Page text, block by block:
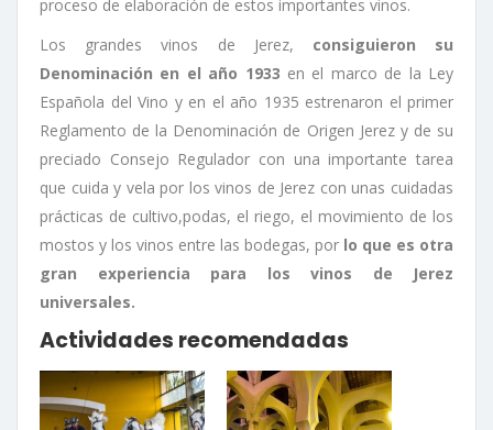
proceso de elaboración de estos importantes vinos.
Los grandes vinos de Jerez, consiguieron su
Denominación en el año 1933 en el marco de la Ley
Española del Vino y en el año 1935 estrenaron el primer
Reglamento de la Denominación de Origen Jerez y de su
preciado Consejo Regulador con una importante tarea
que cuida y vela por los vinos de Jerez con unas cuidadas
prácticas de cultivo,podas, el riego, el movimiento de los
mostos y los vinos entre las bodegas, por lo que es otra
gran experiencia para los vinos de Jerez
universales.
Actividades recomendadas